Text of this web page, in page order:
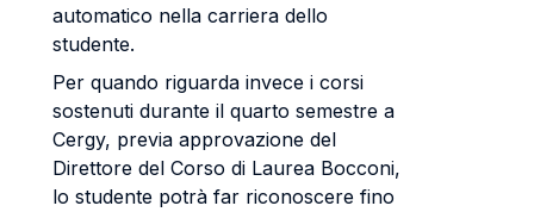
automatico nella carriera dello
studente.
Per quando riguarda invece i corsi
sostenuti durante il quarto semestre a
Cergy, previa approvazione del
Direttore del Corso di Laurea Bocconi,
lo studente potrà far riconoscere fino